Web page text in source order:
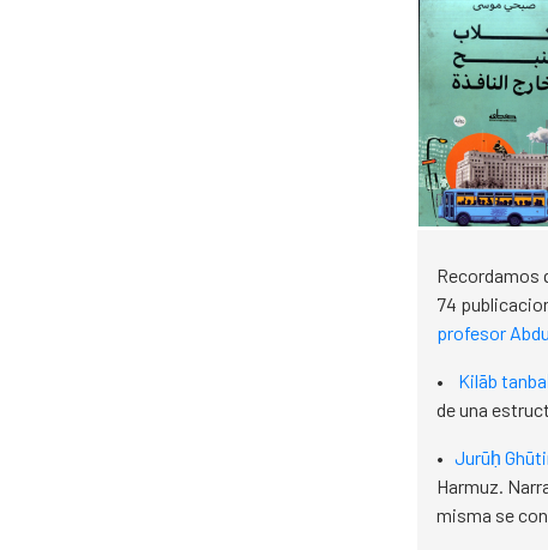
Recordamos
74
profesor
• Kilāb
de una
• Jurūḥ
Harmuz.
misma se